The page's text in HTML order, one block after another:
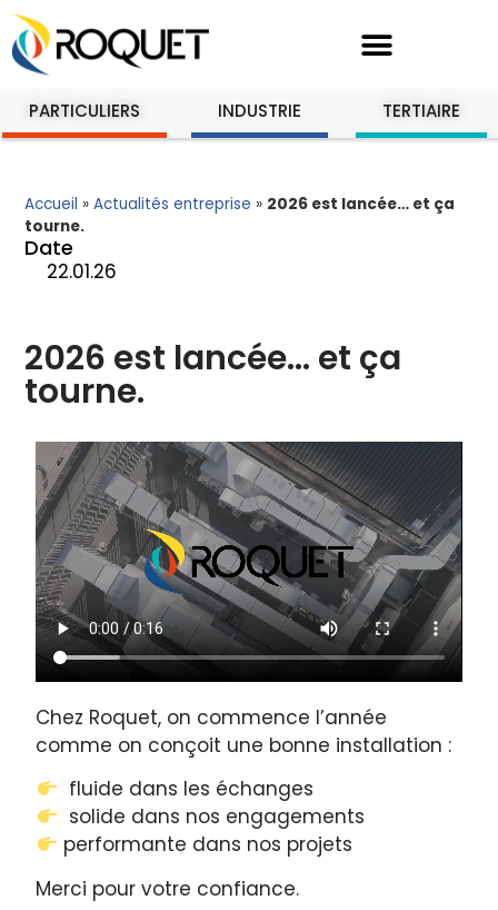
PARTICULIERS INDUSTRIE TERTIAIRE
Accueil »Actualités entreprise » 2026 est lancée… et ça
tourne.
Date
22.01.26
2026 est lancée… et ça
tourne.
Chez Roquet, on commence l’année
comme on conçoit une bonne installation :
fluide dans les échanges
solide dans nos engagements
performante dans nos projets
Merci pour votre confiance.